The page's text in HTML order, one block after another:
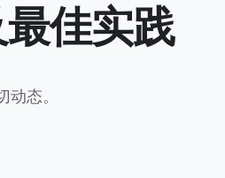
佳实践
态。